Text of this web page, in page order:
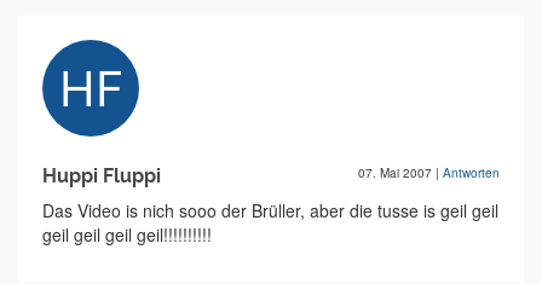
Huppi Fluppi 07. Mai 2007 | Antworten
Das Video is nich sooo der Brüller, aber die tusse is geil geil
geil geil geil geil!!!!!!!!!!